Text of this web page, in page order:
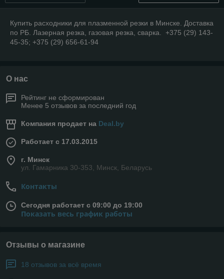
Купить расходники для плазменной резки в Минске. Доставка
по РБ. Лазерная резка, газовая резка, сварка. +375 (29) 143-
45-35; +375 (29) 656-61-94
О нас
Рейтинг не сформирован
Менее 5 отзывов за последний год
Компания продает на Deal.by
Работает с 17.03.2015
г. Минск
ул. Гамарника 30-353, Минск, Беларусь
Контакты
Сегодня работает с 09:00 до 19:00
Показать весь график работы
Отзывы о магазине
18 отзывов за всё время